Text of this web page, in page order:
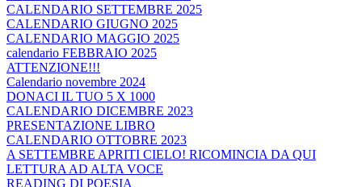
CALENDARIO SETTEMBRE 2025
CALENDARIO GIUGNO 2025
CALENDARIO MAGGIO 2025
calendario FEBBRAIO 2025
ATTENZIONE!!!
Calendario novembre 2024
DONACI IL TUO 5 X 1000
CALENDARIO DICEMBRE 2023
PRESENTAZIONE LIBRO
CALENDARIO OTTOBRE 2023
A SETTEMBRE APRITI CIELO! RICOMINCIA DA QUI
LETTURA AD ALTA VOCE
READING DI POESIA